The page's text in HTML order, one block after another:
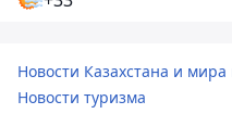
Новости Казахстана и мира
Новости туризма